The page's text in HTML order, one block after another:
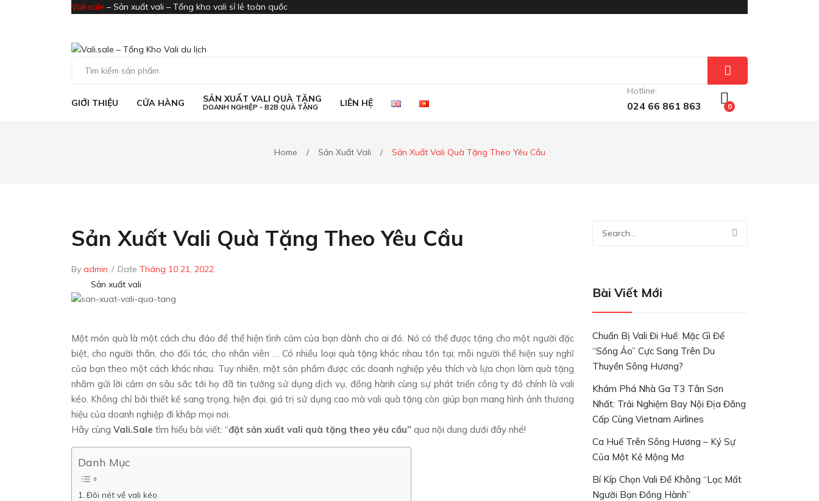
Vali.sale – Sản xuất vali – Tổng kho vali sỉ lẻ toàn quốc
Hotline:
024 66 861 863 0
GIỚI THIỆU CỬA HÀNG SẢN XUẤT VALI QUÀ TẶNG
DOANH NGHIỆP - B2B QUÀ TẶNG LIÊN HỆ
SẢN XUẤT VALI QUÀ TẶNG
DOANH NGHIỆP - B2B QUÀ TẶNG LIÊN HỆ
Home / Sản Xuất Vali / Sản Xuất Vali Quà Tặng Theo Yêu Cầu
Sản Xuất Vali Quà Tặng Theo Yêu Cầu
By admin / Date Tháng 10 21, 2022
Sản xuất vali
Một món quà là một cách chu đáo để thể hiện tình cảm của bạn dành cho ai đó. Nó có thể được tặng cho một người đặc
biệt, cho người thân, cho đối tác, cho nhân viên … Có nhiều loại quà tặng khác nhau tồn tại; mỗi người thể hiện suy nghĩ
của bạn theo một cách khác nhau. Tuy nhiên, một sản phẩm được các doanh nghiệp yêu thích và lựa chọn làm quà tặng
nhằm gửi lời cảm ơn sâu sắc tới họ đã tin tưởng sử dụng dịch vụ, đồng hành cùng sự phát triển công ty đó chính là vali
kéo. Không chỉ bởi thiết kế sang trọng, hiện đại, giá trị sử dụng cao mà vali quà tặng còn giúp bạn mang hình ảnh thương
hiệu của doanh nghiệp đi khắp mọi nơi.
Hãy cùng Vali.Sale tìm hiểu bài viết: “đặt sản xuất vali quà tặng theo yêu cầu” qua nội dung dưới đây nhé!
Danh Mục
Đôi nét về vali kéo
Bài Viết Mới
Chuẩn Bị Vali Đi Huế: Mặc Gì Để
“Sống Ảo” Cực Sang Trên Du
Thuyền Sông Hương?
Khám Phá Nhà Ga T3 Tân Sơn
Nhất: Trải Nghiệm Bay Nội Địa Đẳng
Cấp Cùng Vietnam Airlines
Ca Huế Trên Sông Hương – Ký Sự
Của Một Kẻ Mộng Mơ
Bí Kíp Chọn Vali Để Không “lạc Mất
Người Bạn Đồng Hành”